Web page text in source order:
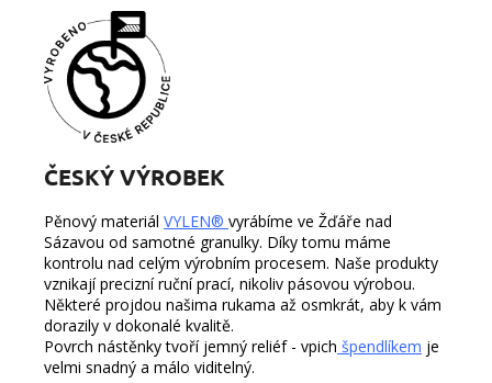
ČESKÝ VÝROBEK
Pěnový materiál VYLEN® vyrábíme ve Žďáře nad
Sázavou od samotné granulky. Díky tomu máme
kontrolu nad celým výrobním procesem. Naše produkty
vznikají precizní ruční prací, nikoliv pásovou výrobou.
Některé projdou našima rukama až osmkrát, aby k vám
dorazily v dokonalé kvalitě.
Povrch nástěnky tvoří jemný reliéf - vpich špendlíkem je
velmi snadný a málo viditelný.